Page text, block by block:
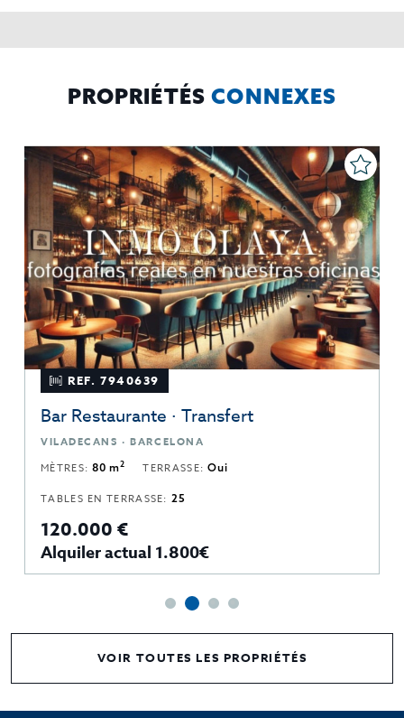
rectificar y suprimir los datos, solicitar la portabilidad de los
PROPRIÉTÉS CONNEXES
REF. 7940639
Bar Restaurante · Transfert
VILADECANS · BARCELONA
MÈTRES:80 m2 TERRASSE:Oui
TABLES EN TERRASSE: 25
120.000 €
Alquiler actual 1.800€
VOIR TOUTES LES PROPRIÉTÉS